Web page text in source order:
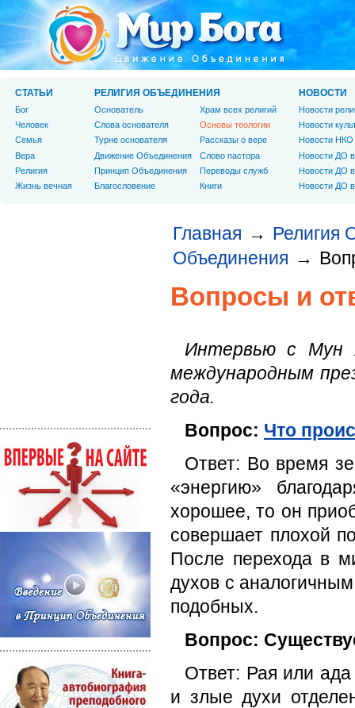
Главная → Религия
Объединения →
Вопросы и
Интервью с Мун
международным
года.
Вопрос: Что
Ответ: Во время
«энергию»
хорошее, то он
совершает плохой
После перехода в
духов с
подобных.
Вопрос:
Ответ: Рая или
и злые духи
СТАТЬИ
Бог
Человек
Cемья
Вера
Религия
Жизнь вечная
РЕЛИГИЯ ОБЪЕДИНЕНИЯ
Основатель
Слова основателя
Турне основателя
Движение Объединения
Принцип Объединения
Благословение
Храм всех религий
Основы теологии
Рассказы о вере
Слово пастора
Переводы служб
Книги
НОВОСТИ
Новости
Новости
Новости НКО
Новости ДО
Новости ДО
Новости ДО